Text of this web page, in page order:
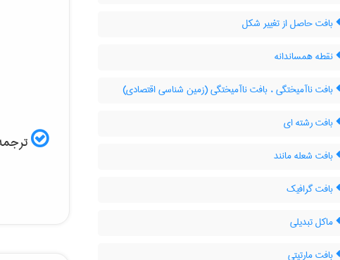
بافت حاصل از تغییر شکل
نقطه همساندانه
بافت ناآمیختگی ، بافت ناآمیختگی (زمین شناسی اقتصادی)
بافت رشته ای
بافت شعله مانند
بافت گرافیک
ماکل تبدیلی
بافت مارتیتی